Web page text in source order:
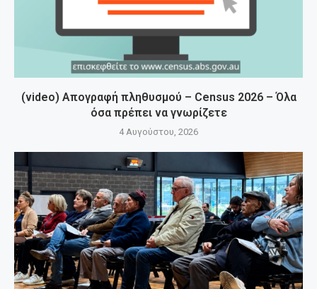
(video) Απογραφή πληθυσμού – Census 2026 – Όλα
όσα πρέπει να γνωρίζετε
4 Αυγούστου, 2026